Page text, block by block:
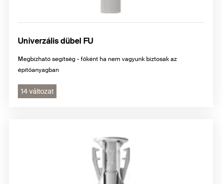
Univerzális dübel FU
Megbízható segítség - főként ha nem vagyunk biztosak az
építőanyagban
14 változat